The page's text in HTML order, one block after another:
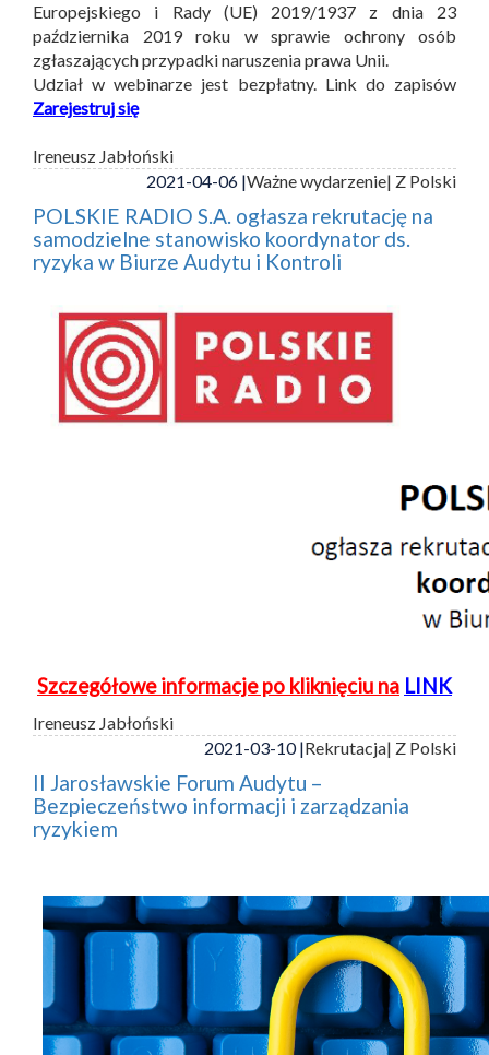
Europejskiego i Rady (UE) 2019/1937 z dnia 23
października 2019 roku w sprawie ochrony osób
zgłaszających przypadki naruszenia prawa Unii.
Udział w webinarze jest bezpłatny. Link do zapisów
Zarejestruj się
Ireneusz Jabłoński
2021-04-06 |Ważne wydarzenie| Z Polski
POLSKIE RADIO S.A. ogłasza rekrutację na
samodzielne stanowisko koordynator ds.
ryzyka w Biurze Audytu i Kontroli
Szczegółowe informacje po kliknięciu na LINK
Ireneusz Jabłoński
2021-03-10 |Rekrutacja| Z Polski
II Jarosławskie Forum Audytu –
Bezpieczeństwo informacji i zarządzania
ryzykiem